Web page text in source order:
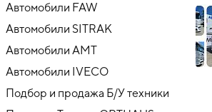
Автомобили FAW
Автомобили SITRAK
Автомобили АМТ
Автомобили IVECO
Подбор и продажа Б/У техники